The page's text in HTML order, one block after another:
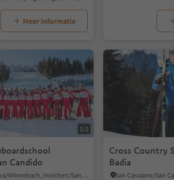
Meer informatie
1/2
Candido
Prato alla Drava/Winnebach, Innichen/San Candido, Dolomites Region 3 Zinnen
Cross Country
Badia